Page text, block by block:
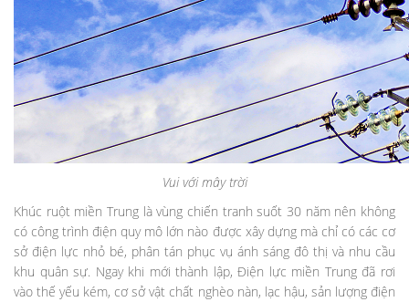
Vui với mây trời
Khúc ruột miền Trung là vùng chiến tranh suốt 30 năm nên không
có công trình điện quy mô lớn nào được xây dựng mà chỉ có các cơ
sở điện lực nhỏ bé, phân tán phục vụ ánh sáng đô thị và nhu cầu
khu quân sự. Ngay khi mới thành lập, Điện lực miền Trung đã rơi
vào thế yếu kém, cơ sở vật chất nghèo nàn, lạc hậu, sản lượng điện